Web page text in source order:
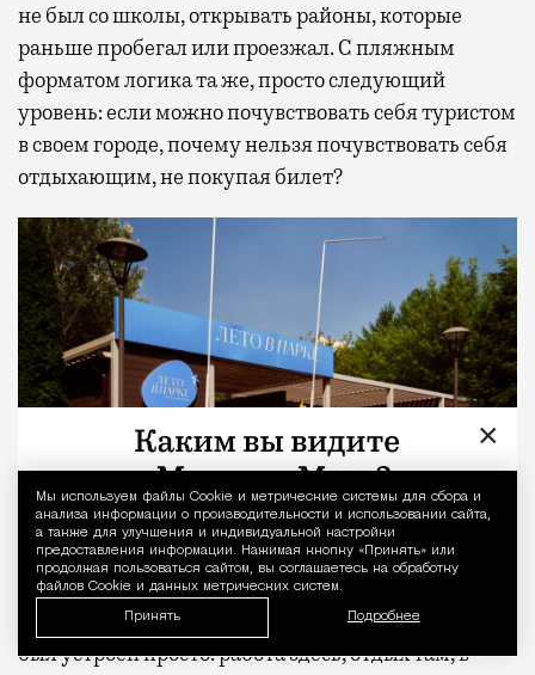
Уведомление
Мы используем файлы Сookie и метрические системы для сбора и
анализа информации о производительности и использовании сайта,
а также для улучшения и индивидуальной настройки
предоставления информации. Нажимая кнопку «Принять» или
продолжая пользоваться сайтом, вы соглашаетесь на обработку
файлов Cookie и данных метрических систем.
Принять Подробнее
не был со школы, открывать районы, которые
раньше пробегал или проезжал. С пляжным
форматом логика та же, просто следующий
уровень: если можно почувствовать себя туристом
в своем городе, почему нельзя почувствовать себя
отдыхающим, не покупая билет?
Знаменитый урбанист Григорий Ревзин
этот сдвиг так: индустриальный город когда-то
был устроен просто: работа здесь, отдых там, в
×